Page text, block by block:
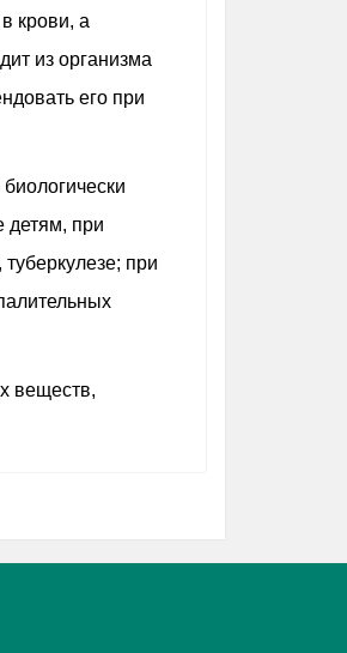
крови, а
из организма
его при
детям, при
при
веществ,